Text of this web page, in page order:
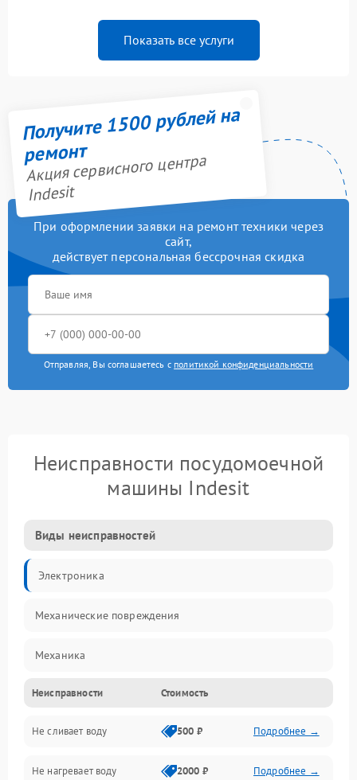
Показать все услуги
Получите 1500 рублей на
ремонт
Акция сервисного центра
Indesit
При оформлении заявки на ремонт техники через
сайт,
действует персональная бессрочная скидка
Отправляя, Вы соглашаетесь с политикой конфиденциальности
Неисправности посудомоечной
машины Indesit
Виды неисправностей
Электроника
Механические повреждения
Механика
Управление
Электропитание
Датчики
Неисправности Стоимость
Не сливает воду 500 ₽ Подробнее →
Не нагревает воду 2000 ₽ Подробнее →